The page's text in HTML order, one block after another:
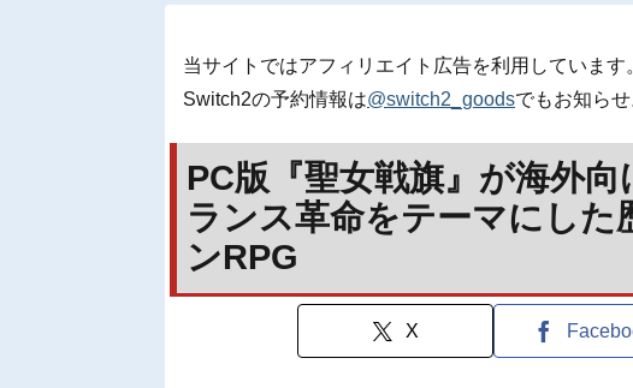
当サイトではアフィリエイト広告を利用しています
Switch2の予約情報は@switch2_goodsでもお知らせ
PC版『聖女戦旗』が海外
ランス革命をテーマにした
ンRPG
X